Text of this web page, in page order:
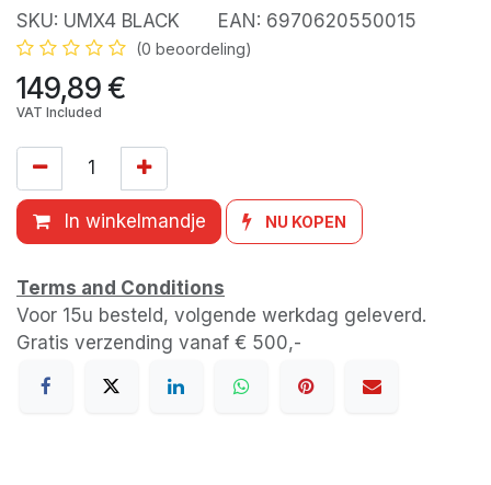
SKU: UMX4 BLACK EAN: 6970620550015
(0 beoordeling)
149,89€
VAT Included
In winkelmandje NU KOPEN
Terms and Conditions
Voor 15u besteld, volgende werkdag geleverd.
Gratis verzending vanaf € 500,-